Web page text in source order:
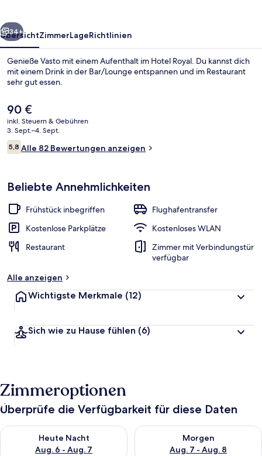
Weiter
34+
ÜbersichtZimmerLageRichtlinien
Genieße Vasto mit einem Aufenthalt im Hotel Royal. Du kannst dich
mit einem Drink in der Bar/Lounge entspannen und im Restaurant
sehr gut essen.
Der
aktuelle
Preis
beträgt
90 €.
90 €
inkl. Steuern & Gebühren
3. Sept.–4. Sept.
Bewertungen
5,85,8 von 10.
Alle 82 Bewertungen anzeigen
Beliebte Annehmlichkeiten
Frühstück inbegriffen
Flughafentransfer
Kostenlose Parkplätze
Kostenloses WLAN
Restaurant
Zimmer mit Verbindungstür
verfügbar
Alle anzeigen
Wichtigste Merkmale (12)
Sich wie zu Hause fühlen (6)
Zimmeroptionen
Überprüfe die Verfügbarkeit für diese Daten
Heute Nacht
Aug. 6 - Aug. 7
Überprüfe die Verfügbarkeit für heute Nacht, Aug. 6 - Aug. 7.
Morgen
Aug. 7 - Aug. 8
Überprüfe die Verfügbarkeit